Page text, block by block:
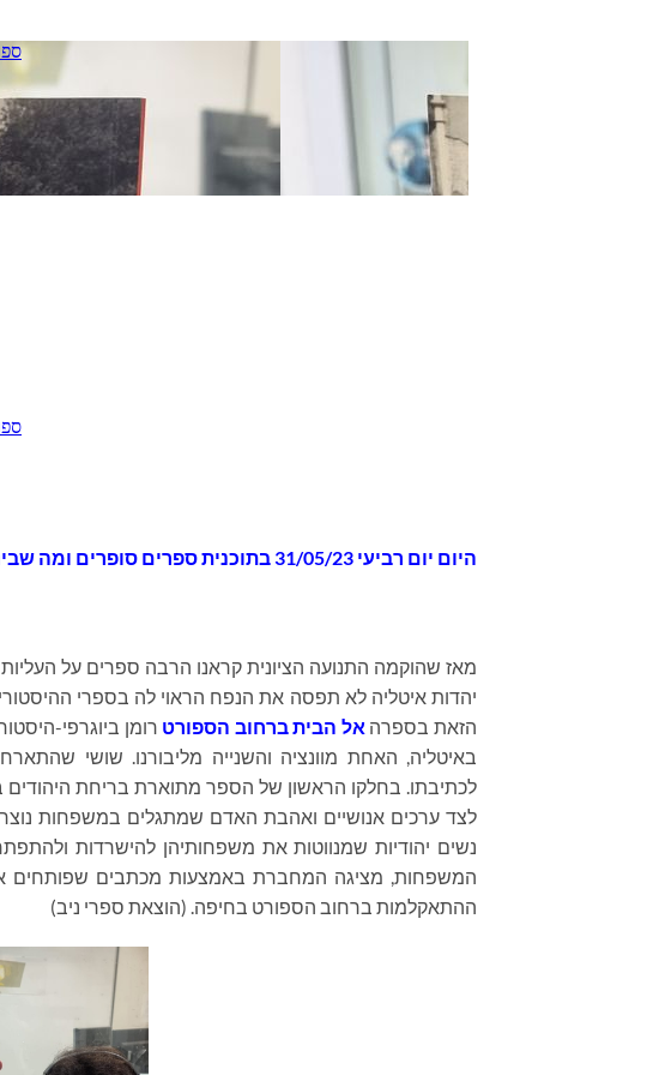
היום יום רביעי 31/05/23 בתוכנית ספרים סופרים ומה שביניהם
מאז שהוקמה התנועה הציונית קראנו הרבה ספרים על
יהדות איטליה לא תפסה את הנפח הראוי לה בספרי
הזאת בספרה אל הבית ברחוב הספורט רומן ביוגרפי-
באיטליה, האחת מוונציה והשנייה מליבורנו. שושי
לכתיבתו. בחלקו הראשון של הספר מתוארת בריחת
לצד ערכים אנושיים ואהבת האדם שמתגלים במשפחות
נשים יהודיות שמנווטות את משפחותיהן להישרדות
המשפחות, מציגה המחברת באמצעות מכתבים
ההתאקלמות ברחוב הספורט בחיפה. (הוצאת ספרי ניב)